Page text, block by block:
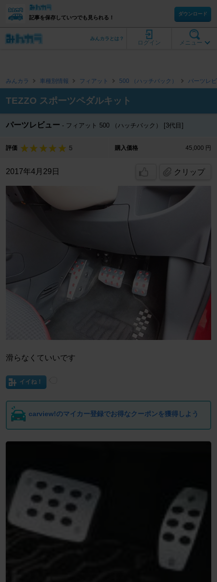
記事を保存していつでも見られる！
ダウンロード
メニュー
ログイン
みんカラとは？
みんカラ 車種別情報 フィアット 500 （ハッチバック） パーツレ
TEZZO スポーツペダルキット
パーツレビュー フィアット 500 （ハッチバック） [3代目]
評価 5 購入価格 45,000 円
2017年4月29日 クリップ
滑らなくていいです
イイね！
carview!のマイカー登録でお得なクーポンを獲得しよう